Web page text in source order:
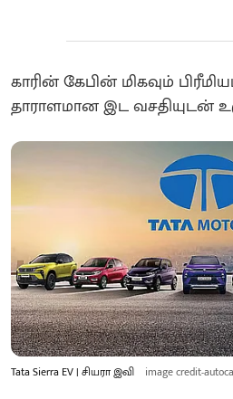
காரின் கேபின் மிகவும்
தாராளமான இட வசதியுடன்
Tata Sierra EV | சியரா இவி image credit-